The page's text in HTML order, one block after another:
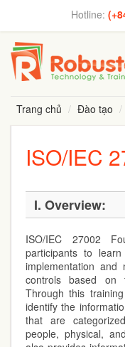
Hotline:
Trang chủ
Đào tạo
ISO/IEC
I. Overview:
ISO/IEC 27002
participants to
implementation and
controls based on
Through this
identify the
that are
people, physical,